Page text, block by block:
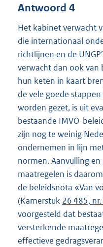
Antwoord 4
Het kabinet verwacht
die internationaal
richtlijnen en de
verwacht dan ook van
hun keten in kaart
de vele goede
worden gezet, is uit
bestaande IMVO-
zijn nog te weinig
ondernemen in lijn
normen. Aanvulling
maatregelen is
de beleidsnota «Van
(Kamerstuk 26 485,
voorgesteld dat
versterkende
effectieve